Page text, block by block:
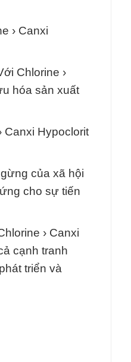
› Canxi
Chlorine ›
hóa sản xuất
Canxi Hypoclorit
của xã hội
cho sự tiến
› Canxi
cạnh tranh
triển và